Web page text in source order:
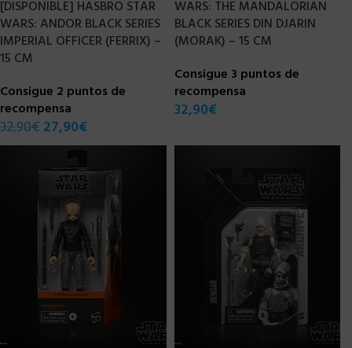
[DISPONIBLE] HASBRO STAR
WARS: ANDOR BLACK SERIES
IMPERIAL OFFICER (FERRIX) –
15 CM
Consigue 2 puntos de
recompensa
32,90€ 27,90€
WARS: THE MANDALORIAN
BLACK SERIES DIN DJARIN
(MORAK) – 15 CM
Consigue 3 puntos de
recompensa
32,90€